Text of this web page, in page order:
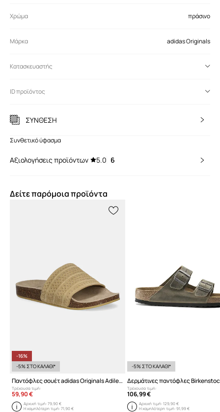
Χρώμα πράσινο
Μάρκα adidas Originals
Κατασκευαστής
ID προϊόντος
ΣΥΝΘΕΣΗ
Συνθετικό ύφασμα
Αξιολογήσεις προϊόντων 5.0 6
Δείτε παρόμοια προϊόντα
-16%
-5% ΣΤΟ ΚΑΛΑΘΙ*
Παντόφλες σουέτ adidas Originals Adilette Rs
Τρέχουσα τιμή:
59,90 €
Αρχική τιμή:79,90 €
Η χαμηλότερη τιμή:71,90 €
-5% ΣΤΟ ΚΑΛΑΘΙ*
Τρέχουσα τιμή:
106,99 €
Αρχική τιμή: 129,90 €
Η χαμηλότερη τιμή: 91,99 €